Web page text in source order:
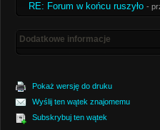
RE: Forum w końcu ruszyło -
Dodatkowe informacje
Pokaż wersję do druku
Wyślij ten wątek znajomemu
Subskrybuj ten wątek